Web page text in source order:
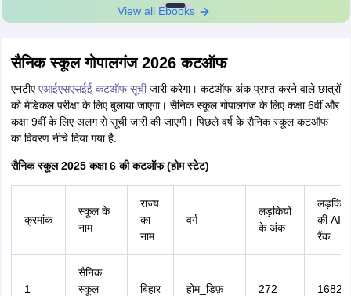
View all Ebooks
सैनिक स्कूल गोपालगंज 2026 कटऑफ
एनटीएएआईएसएसईई कटऑफ सूचीजारी करेगा। कटऑफ अंक प्राप्त करने वाले छात्रों
को मेडिकल परीक्षा के लिए बुलाया जाएगा। सैनिक स्कूल गोपालगंज के लिए कक्षा 6वीं और
कक्षा 9वीं के लिए अलग से सूची जारी की जाएगी। पिछले वर्ष के सैनिक स्कूल कटऑफ
का विवरण नीचे दिया गया है:
सैनिक स्कूल 2025 कक्षा 6 की कटऑफ (होम स्टेट)
क्रमांक
स्कूल के
नाम
राज्य
का
नाम
वर्ग
लड़कियों
के अंक
लड़कियों
की AI
रैंक
1
सैनिक
स्कूल
बिहार होम_डिफ़ 272 1682